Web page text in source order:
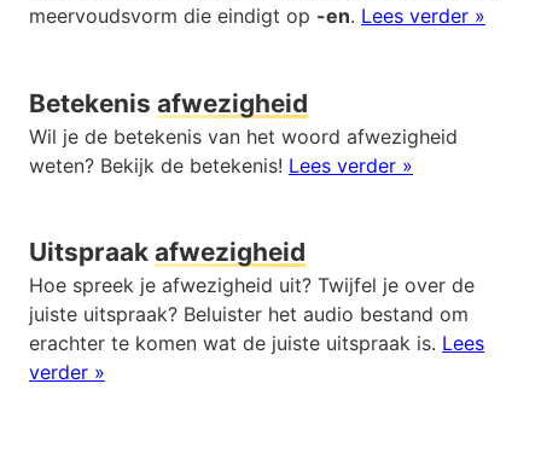
meervoudsvorm die eindigt op -en. Lees verder »
Betekenis afwezigheid
Wil je de betekenis van het woord afwezigheid
weten? Bekijk de betekenis! Lees verder »
Uitspraak afwezigheid
Hoe spreek je afwezigheid uit? Twijfel je over de
juiste uitspraak? Beluister het audio bestand om
erachter te komen wat de juiste uitspraak is. Lees
verder »